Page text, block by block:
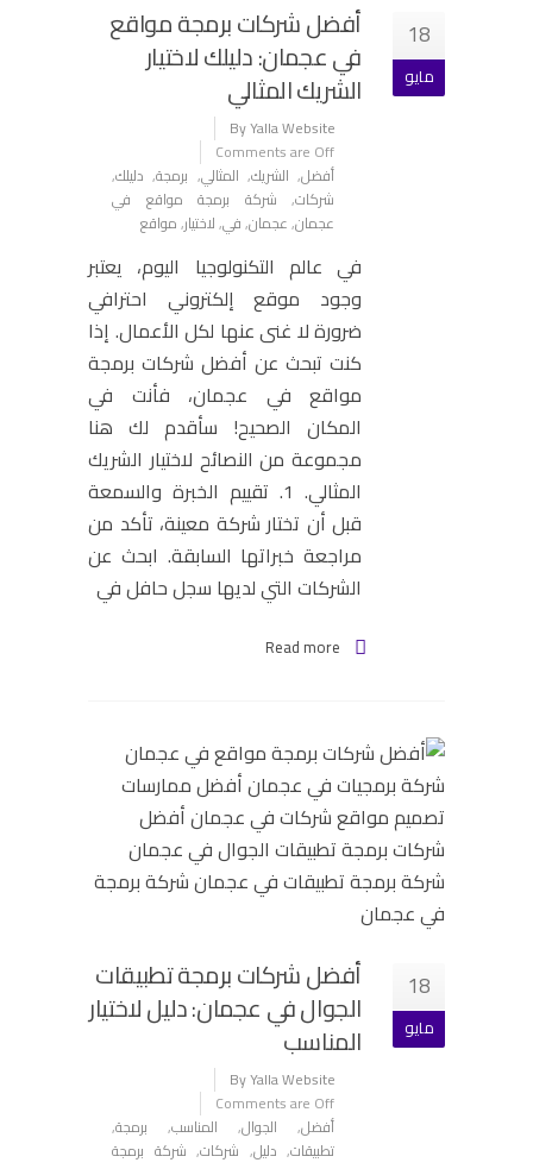
18
مايو
أفضل شركات برمجة مواقع
في عجمان: دليلك لاختيار
الشريك المثالي
By Yalla Website
Comments are Off
أفضل, الشريك, المثالي, برمجة, دليلك,
شركات, شركة برمجة مواقع في
عجمان,عجمان,في,لاختيار,مواقع
في عالم التكنولوجيا اليوم، يعتبر
وجود موقع إلكتروني احترافي
ضرورة لا غنى عنها لكل الأعمال. إذا
كنت تبحث عن أفضل شركات برمجة
مواقع في عجمان، فأنت في
المكان الصحيح! سأقدم لك هنا
مجموعة من النصائح لاختيار الشريك
المثالي. 1. تقييم الخبرة والسمعة
قبل أن تختار شركة معينة، تأكد من
مراجعة خبراتها السابقة. ابحث عن
الشركات التي لديها سجل حافل في
Read more
18
مايو
أفضل شركات برمجة تطبيقات
الجوال في عجمان: دليل لاختيار
المناسب
By Yalla Website
Comments are Off
أفضل, الجوال, المناسب, برمجة,
تطبيقات, دليل, شركات, شركة برمجة